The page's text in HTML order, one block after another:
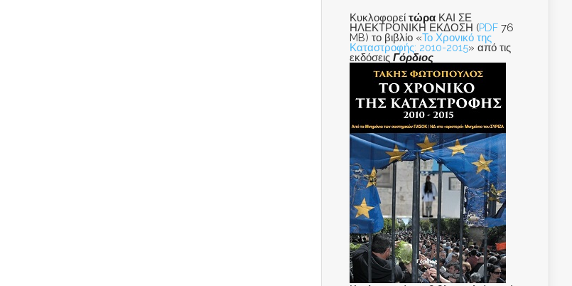
Κυκλοφορεί τώρα ΚΑΙ ΣΕ
ΗΛΕΚΤΡΟΝΙΚΗ ΕΚΔΟΣΗ (PDF 76
MB) το βιβλίο «Το Χρονικό της
Καταστροφής: 2010-2015» από τις
εκδόσεις Γόρδιος